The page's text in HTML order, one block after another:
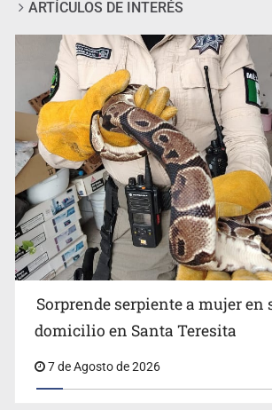
Detienen a tres miembros de red
tráfico de personas
ARTÍCULOS DE INTERÉS
Sorprende serpiente a mujer en
domicilio en Santa Teresita
7 de Agosto de 2026